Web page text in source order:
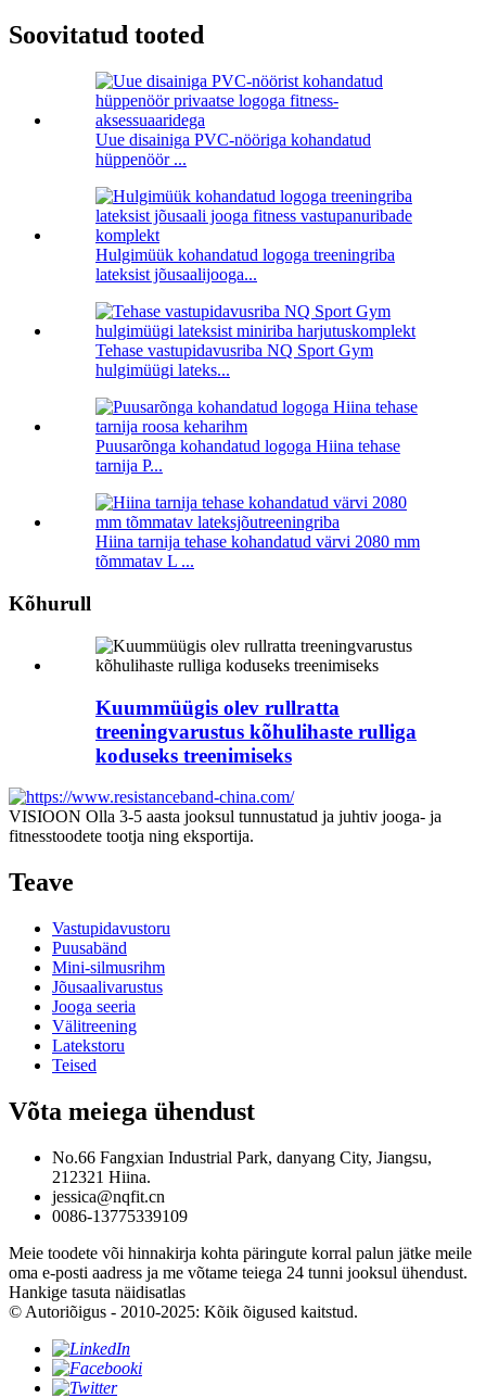
Soovitatud tooted
Uue disainiga PVC-nööriga kohandatud
hüppenöör ...
Hulgimüük kohandatud logoga treeningriba
lateksist jõusaalijooga...
Tehase vastupidavusriba NQ Sport Gym
hulgimüügi lateks...
Puusarõnga kohandatud logoga Hiina tehase
tarnija P...
Hiina tarnija tehase kohandatud värvi 2080 mm
tõmmatav L ...
Kõhurull
Kuummüügis olev rullratta
treeningvarustus kõhulihaste rulliga
koduseks treenimiseks
VISIOON Olla 3-5 aasta jooksul tunnustatud ja juhtiv jooga- ja
fitnesstoodete tootja ning eksportija.
Teave
Vastupidavustoru
Puusabänd
Mini-silmusrihm
Jõusaalivarustus
Jooga seeria
Välitreening
Latekstoru
Teised
Võta meiega ühendust
No.66 Fangxian Industrial Park, danyang City, Jiangsu,
212321 Hiina.
jessica@nqfit.cn
0086-13775339109
Meie toodete või hinnakirja kohta päringute korral palun jätke meile
oma e-posti aadress ja me võtame teiega 24 tunni jooksul ühendust.
Hankige tasuta näidisatlas
© Autoriõigus - 2010-2025: Kõik õigused kaitstud.